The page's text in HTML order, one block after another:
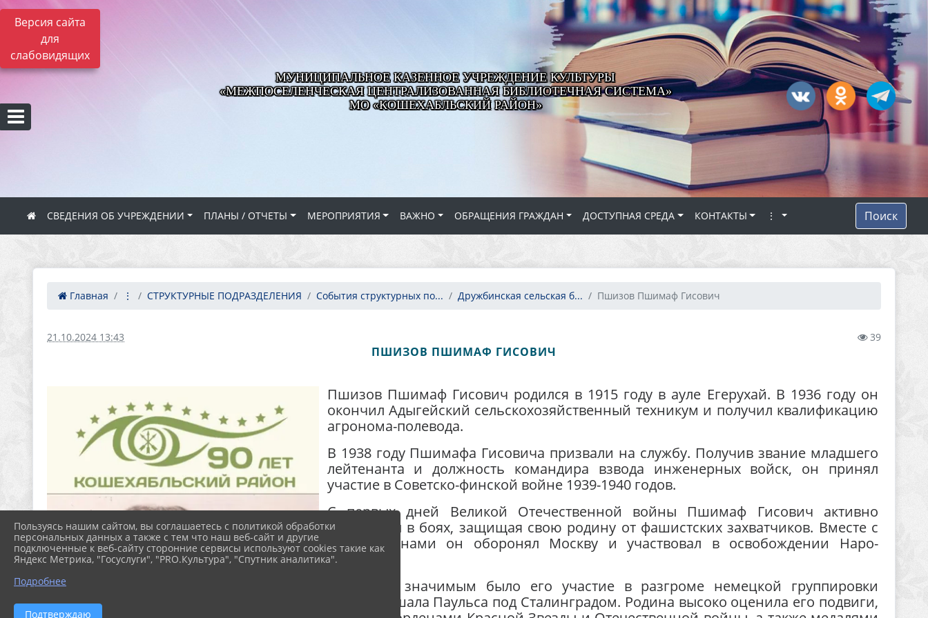
Версия сайта
для
слабовидящих
МУНИЦИПАЛЬНОЕ КАЗЕННОЕ УЧРЕЖДЕНИЕ КУЛЬТУРЫ
«МЕЖПОСЕЛЕНЧЕСКАЯ ЦЕНТРАЛИЗОВАННАЯ БИБЛИОТЕЧНАЯ СИСТЕМА»
МО «КОШЕХАБЛЬСКИЙ РАЙОН»
СВЕДЕНИЯ ОБ УЧРЕЖДЕНИИ ПЛАНЫ / ОТЧЕТЫ МЕРОПРИЯТИЯ ВАЖНО ОБРАЩЕНИЯ ГРАЖДАН ДОСТУПНАЯ СРЕДА КОНТАКТЫ ⋮ Поиск
Главная ⋮ СТРУКТУРНЫЕ ПОДРАЗДЕЛЕНИЯ События структурных по... Дружбинская сельская б... Пшизов Пшимаф Гисович
21.10.2024 13:43 39
ПШИЗОВ ПШИМАФ ГИСОВИЧ
Пшизов Пшимаф Гисович родился в 1915 году в ауле Егерухай. В 1936 году он
окончил Адыгейский сельскохозяйственный техникум и получил квалификацию
агронома-полевода.
В 1938 году Пшимафа Гисовича призвали на службу. Получив звание младшего
лейтенанта и должность командира взвода инженерных войск, он принял
участие в Советско-финской войне 1939-1940 годов.
С первых дней Великой Отечественной войны Пшимаф Гисович активно
участвовал в боях, защищая свою родину от фашистских захватчиков. Вместе с
однополчанами он оборонял Москву и участвовал в освобождении Наро-
Фоминска.
Особенно значимым было его участие в разгроме немецкой группировки
фельдмаршала Паульса под Сталинградом. Родина высоко оценила его подвиги,
Пользуясь нашим сайтом, вы соглашаетесь с политикой обработки
персональных данных а также с тем что наш веб-сайт и другие
подключенные к веб-сайту сторонние сервисы используют cookies такие как
Яндекс Метрика, "Госуслуги", "PRO.Культура", "Спутник аналитика".
Подробнее
Подтверждаю